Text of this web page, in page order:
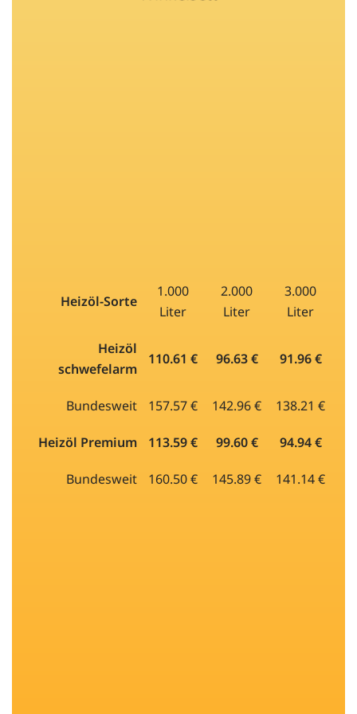
Heizöl-Sorte
1.000
Liter
2.000
Liter
3.000
Liter
Heizöl
schwefelarm
110.61 € 96.63 € 91.96 €
Bundesweit 157.57 € 142.96 € 138.21 €
Heizöl Premium 113.59 € 99.60 € 94.94 €
Bundesweit 160.50 € 145.89 € 141.14 €